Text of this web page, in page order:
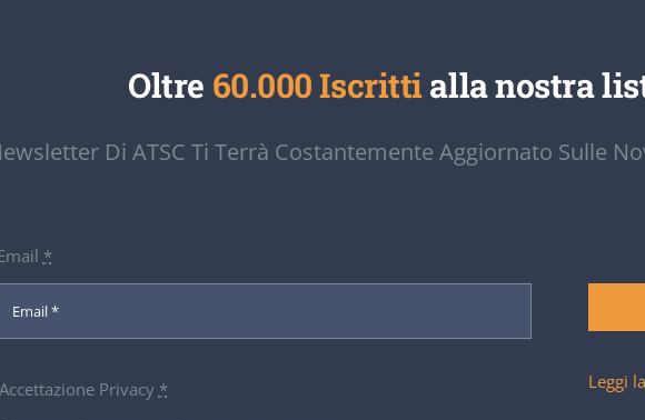
Oltre 60.000 Iscrittialla nostra
Di ATSC Ti Terrà Costantemente Aggiornato Sulle
*
Accettazione Privacy *
Leggi